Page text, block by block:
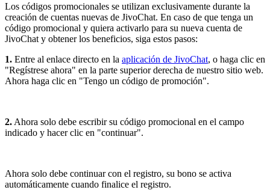
Los códigos promocionales se utilizan exclusivamente durante la
creación de cuentas nuevas de JivoChat. En caso de que tenga un
código promocional y quiera activarlo para su nueva cuenta de
JivoChat y obtener los beneficios, siga estos pasos:
1. Entre al enlace directo en la aplicación de JivoChat, o haga clic en
"Regístrese ahora" en la parte superior derecha de nuestro sitio web.
Ahora haga clic en "Tengo un código de promoción".
2. Ahora solo debe escribir su código promocional en el campo
indicado y hacer clic en "continuar".
Ahora solo debe continuar con el registro, su bono se activa
automáticamente cuando finalice el registro.